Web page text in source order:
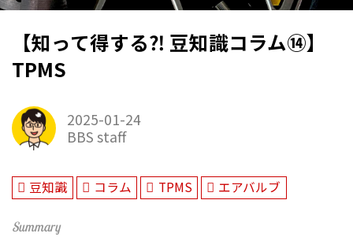
【知って得する⁈ 豆知識コラム⑭】
TPMS
2025-01-24
BBS staff
豆知識 コラム TPMS エアバルブ